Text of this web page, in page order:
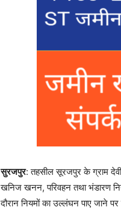
सुरजपुर: तहसील सूरजपुर के ग्राम
खनिज खनन, परिवहन तथा भंडारण
दौरान नियमों का उल्लंघन पाए जाने